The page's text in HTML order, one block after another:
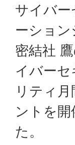
サイバ
ーショ
密結社
イバー
リティ
ントを
た。